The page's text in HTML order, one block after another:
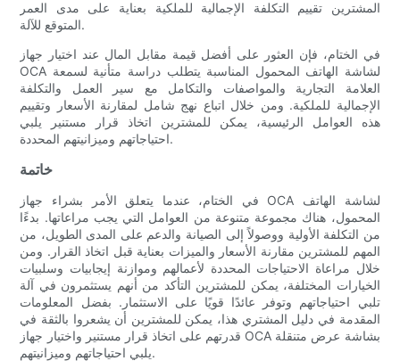
المشترين تقييم التكلفة الإجمالية للملكية بعناية على مدى العمر
المتوقع للآلة.
في الختام، فإن العثور على أفضل قيمة مقابل المال عند اختيار جهاز
OCA لشاشة الهاتف المحمول المناسبة يتطلب دراسة متأنية لسمعة
العلامة التجارية والمواصفات والتكامل مع سير العمل والتكلفة
الإجمالية للملكية. ومن خلال اتباع نهج شامل لمقارنة الأسعار وتقييم
هذه العوامل الرئيسية، يمكن للمشترين اتخاذ قرار مستنير يلبي
احتياجاتهم وميزانيتهم ​​المحددة.
خاتمة
في الختام، عندما يتعلق الأمر بشراء جهاز OCA لشاشة الهاتف
المحمول، هناك مجموعة متنوعة من العوامل التي يجب مراعاتها. بدءًا
من التكلفة الأولية ووصولاً إلى الصيانة والدعم على المدى الطويل، من
المهم للمشترين مقارنة الأسعار والميزات بعناية قبل اتخاذ القرار. ومن
خلال مراعاة الاحتياجات المحددة لأعمالهم وموازنة إيجابيات وسلبيات
الخيارات المختلفة، يمكن للمشترين التأكد من أنهم يستثمرون في آلة
تلبي احتياجاتهم وتوفر عائدًا قويًا على الاستثمار. بفضل المعلومات
المقدمة في دليل المشتري هذا، يمكن للمشترين أن يشعروا بالثقة في
قدرتهم على اتخاذ قرار مستنير واختيار جهاز OCA بشاشة عرض متنقلة
يلبي احتياجاتهم وميزانيتهم.